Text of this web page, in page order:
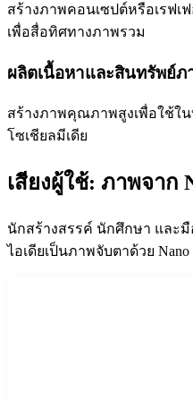
สร้างภาพคอนเซปต์หรือเรฟเ
เพื่อสื่อทิศทางภาพรวม
ผลิตเนื้อหาและสินทรัพย์ภ
สร้างภาพคุณภาพสูงเพื่อใช้ใ
โซเชียลมีเดีย
เสียงผู้ใช้: ภาพจาก
นักสร้างสรรค์ นักศึกษา และ
ไอเดียเป็นภาพจับตาด้วย Nano